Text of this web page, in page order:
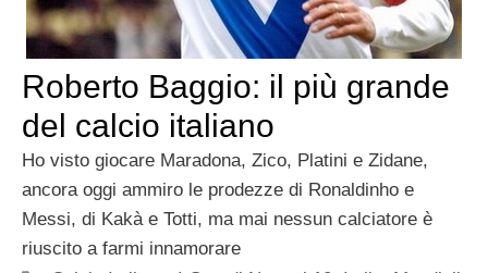
Roberto Baggio: il più grande
del calcio italiano
Ho visto giocare Maradona, Zico, Platini e Zidane,
ancora oggi ammiro le prodezze di Ronaldinho e
Messi, di Kakà e Totti, ma mai nessun calciatore è
riuscito a farmi innamorare